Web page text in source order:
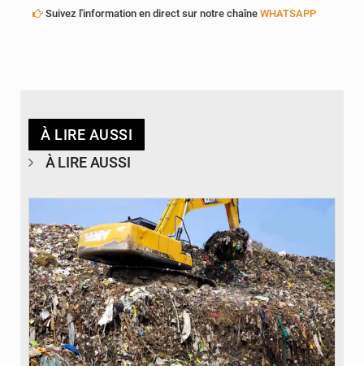
Suivez l'information en direct sur notre chaîne WHATSAPP
À LIRE AUSSI
À LIRE AUSSI